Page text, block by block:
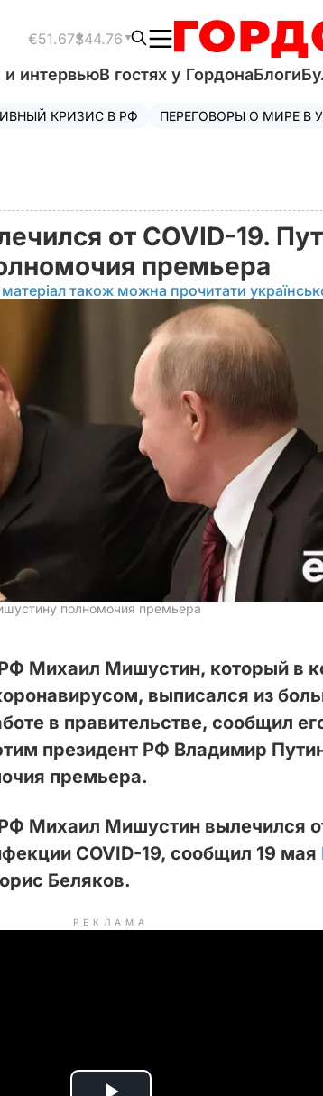
€51.67$44.76
и интервьюВ гостях у ГордонаБлоги
КРИЗИС В РФ ПЕРЕГОВОРЫ О МИРЕ В
от COVID-19.
премьера
також можна прочитати
полномочия премьера
Михаил Мишустин, который в
выписался из
в правительстве, сообщил
президент РФ Владимир
премьера.
Михаил Мишустин вылечился
COVID-19, сообщил 19 мая
Беляков.
РЕКЛАМА